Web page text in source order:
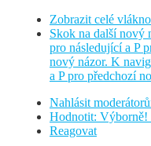
Zobrazit celé vlákno
Skok na další nový
pro následující a P
nový názor. K
a P pro předchozí
Nahlásit
Hodnotit: Výborně!
Reagovat